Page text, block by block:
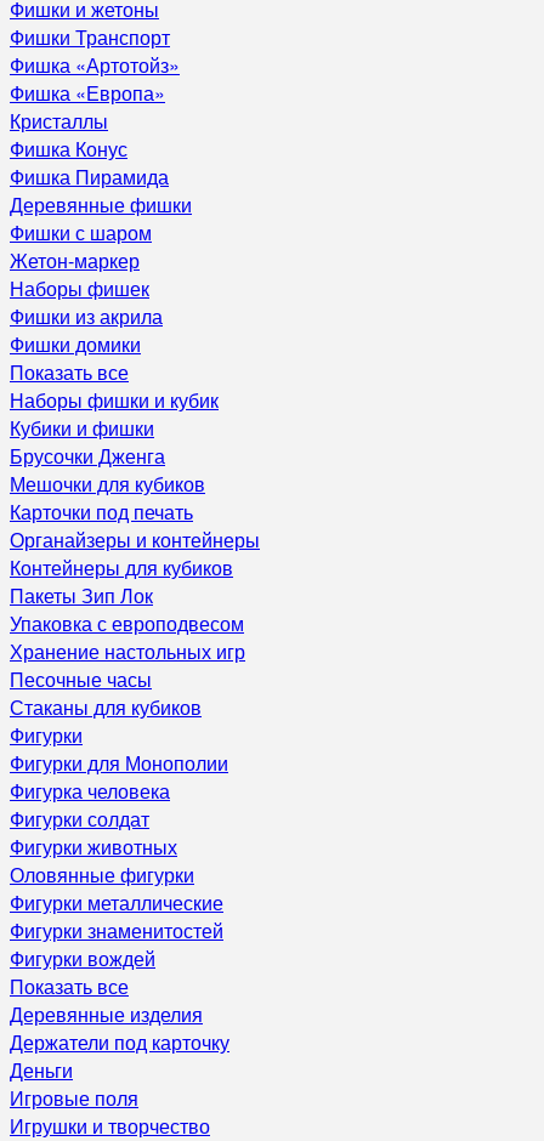
Фишки и жетоны
Фишки Транспорт
Фишка «Артотойз»
Фишка «Европа»
Кристаллы
Фишка Конус
Фишка Пирамида
Деревянные фишки
Фишки с шаром
Жетон-маркер
Наборы фишек
Фишки из акрила
Фишки домики
Показать все
Наборы фишки и кубик
Кубики и фишки
Брусочки Дженга
Мешочки для кубиков
Карточки под печать
Органайзеры и контейнеры
Контейнеры для кубиков
Пакеты Зип Лок
Упаковка с европодвесом
Хранение настольных игр
Песочные часы
Стаканы для кубиков
Фигурки
Фигурки для Монополии
Фигурка человека
Фигурки солдат
Фигурки животных
Оловянные фигурки
Фигурки металлические
Фигурки знаменитостей
Фигурки вождей
Показать все
Деревянные изделия
Держатели под карточку
Деньги
Игровые поля
Игрушки и творчество